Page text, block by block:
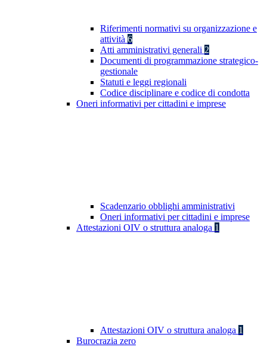
Riferimenti normativi su organizzazione e
attività 6
Atti amministrativi generali 2
Documenti di programmazione strategico-
gestionale
Statuti e leggi regionali
Codice disciplinare e codice di condotta
Oneri informativi per cittadini e imprese
Scadenzario obblighi amministrativi
Oneri informativi per cittadini e imprese
Attestazioni OIV o struttura analoga 1
Attestazioni OIV o struttura analoga 1
Burocrazia zero